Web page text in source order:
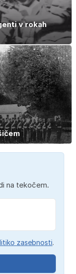
v rokah
na tekočem.
zasebnosti.